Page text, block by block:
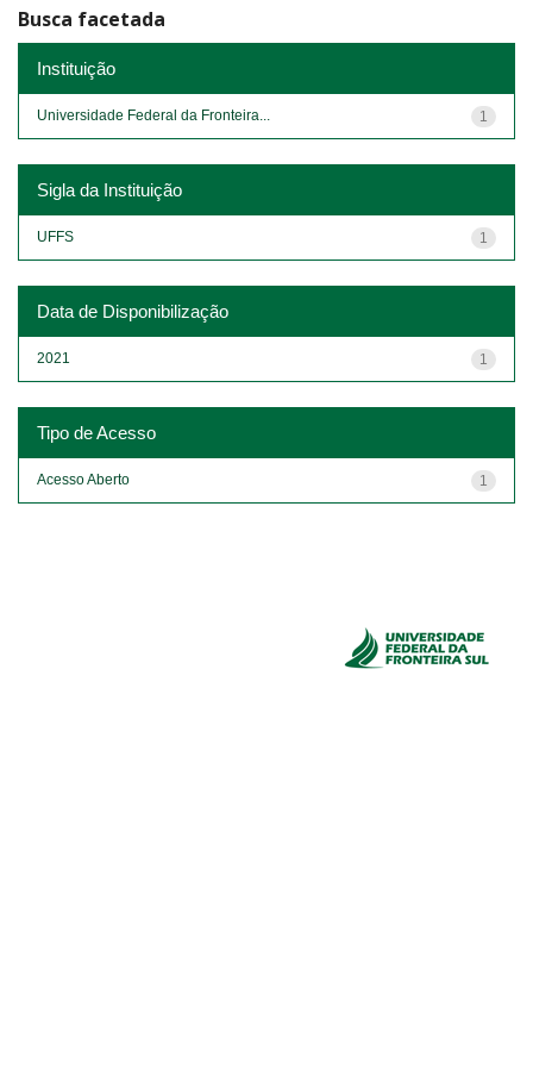
Busca facetada
Instituição
1
Universidade Federal da Fronteira...
Sigla da Instituição
1
UFFS
Data de Disponibilização
1
2021
Tipo de Acesso
1
Acesso Aberto